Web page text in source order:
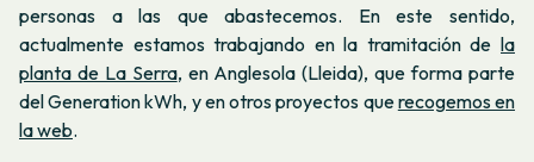
personas a las que abastecemos. En este sentido,
actualmente estamos trabajando en la tramitación de la
planta de La Serra, en Anglesola (Lleida), que forma parte
del Generation kWh, y en otros proyectos querecogemos en
la web.